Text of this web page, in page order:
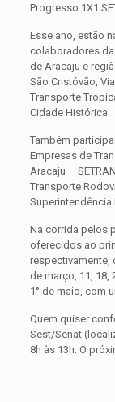
Progresso 1X1
Esse ano, estão
colaboradores
de Aracaju e
São Cristóvão,
Transporte
Cidade Histórica.
Também
Empresas de
Aracaju –
Transporte
Superintendência
Na corrida pelos
oferecidos ao
respectivamente,
de março, 11, 18,
1° de maio, com
Quem quiser
Sest/Senat
8h às 13h. O